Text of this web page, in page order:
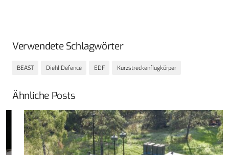
Verwendete Schlagwörter
BEAST Diehl Defence EDF Kurzstreckenflugkörper
Ähnliche Posts